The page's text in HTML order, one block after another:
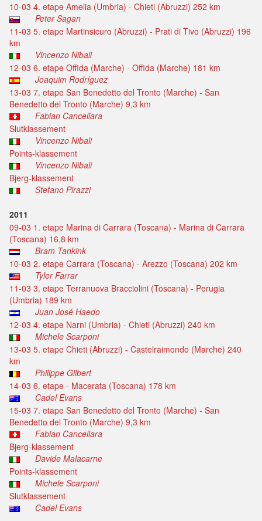
10-03 4. etape Amelia (Umbria) - Chieti (Abruzzi) 252 km
Peter Sagan
11-03 5. etape Martinsicuro (Abruzzi) - Prati di Tivo (Abruzzi) 196
km
Vincenzo Nibali
12-03 6. etape Offida (Marche) - Offida (Marche) 181 km
Joaquim Rodríguez
13-03 7. etape San Benedetto del Tronto (Marche) - San
Benedetto del Tronto (Marche) 9,3 km
Fabian Cancellara
Slutklassement
Vincenzo Nibali
Points-klassement
Vincenzo Nibali
Bjerg-klassement
Stefano Pirazzi
2011
09-03 1. etape Marina di Carrara (Toscana) - Marina di Carrara
(Toscana) 16,8 km
Bram Tankink
10-03 2. etape Carrara (Toscana) - Arezzo (Toscana) 202 km
Tyler Farrar
11-03 3. etape Terranuova Bracciolini (Toscana) - Perugia
(Umbria) 189 km
Juan José Haedo
12-03 4. etape Narni (Umbria) - Chieti (Abruzzi) 240 km
Michele Scarponi
13-03 5. etape Chieti (Abruzzi) - Castelraimondo (Marche) 240
km
Philippe Gilbert
14-03 6. etape - Macerata (Toscana) 178 km
Cadel Evans
15-03 7. etape San Benedetto del Tronto (Marche) - San
Benedetto del Tronto (Marche) 9,3 km
Fabian Cancellara
Bjerg-klassement
Davide Malacarne
Points-klassement
Michele Scarponi
Slutklassement
Cadel Evans